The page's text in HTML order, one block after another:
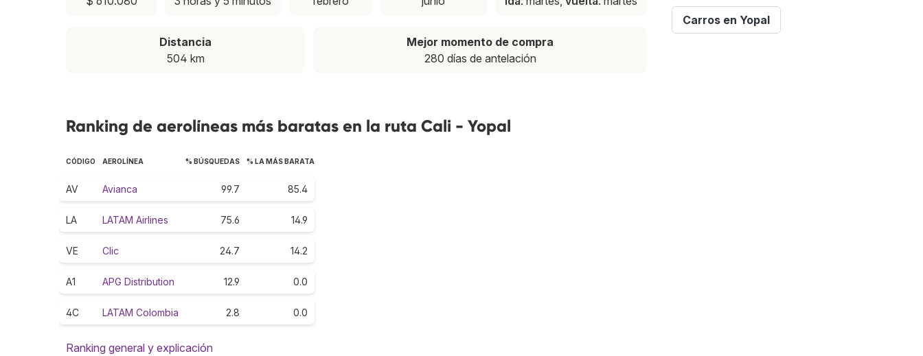
Distancia
504 km
Mejor momento de compra
280 días de antelación
Ranking de aerolíneas más baratas en la ruta Cali - Yopal
CÓDIGO AEROLÍNEA % BÚSQUEDAS % LA MÁS BARATA
AV Avianca 99.7 85.4
LA LATAM Airlines 75.6 14.9
VE Clic 24.7 14.2
A1 APG Distribution 12.9 0.0
4C LATAM Colombia 2.8 0.0
Ranking general y explicación
Carros en Yopal